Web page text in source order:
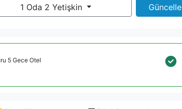
1 Oda 2 Yetişkin Güncelle
5 Gece Otel